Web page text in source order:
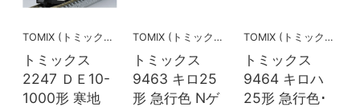
TOMIX (トミックス)
トミックス
2247 ＤＥ10-
1000形 寒地
TOMIX (トミックス)
トミックス
9463 キロ25
形 急行色 Nゲ
TOMIX (トミックス)
トミックス
9464 キロハ
25形 急行色･